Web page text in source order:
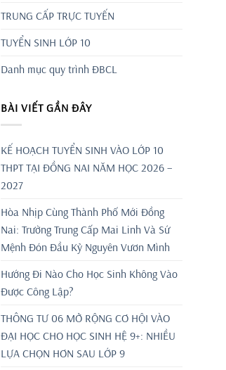
TRUNG CẤP TRỰC TUYẾN
TUYỂN SINH LỚP 10
Danh mục quy trình ĐBCL
BÀI VIẾT GẦN ĐÂY
KẾ HOẠCH TUYỂN SINH VÀO LỚP 10
THPT TẠI ĐỒNG NAI NĂM HỌC 2026 –
2027
Hòa Nhịp Cùng Thành Phố Mới Đồng
Nai: Trường Trung Cấp Mai Linh Và Sứ
Mệnh Đón Đầu Kỷ Nguyên Vươn Mình
Hướng Đi Nào Cho Học Sinh Không Vào
Được Công Lập?
THÔNG TƯ 06 MỞ RỘNG CƠ HỘI VÀO
ĐẠI HỌC CHO HỌC SINH HỆ 9+: NHIỀU
LỰA CHỌN HƠN SAU LỚP 9